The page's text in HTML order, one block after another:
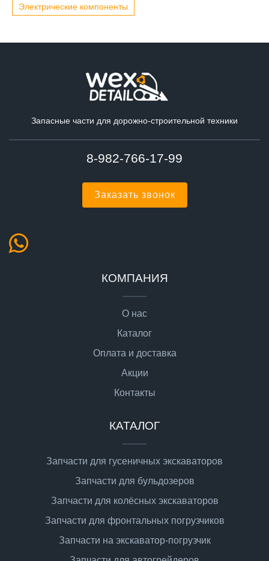
Электрические компоненты
Запасные части для дорожно-строительной техники
8-982-766-17-99
Заказать звонок
КОМПАНИЯ
О нас
Каталог
Оплата и доставка
Акции
Контакты
КАТАЛОГ
Запчасти для гусеничных экскаваторов
Запчасти для бульдозеров
Запчасти для колёсных экскаваторов
Запчасти для фронтальных погрузчиков
Запчасти на экскаватор-погрузчик